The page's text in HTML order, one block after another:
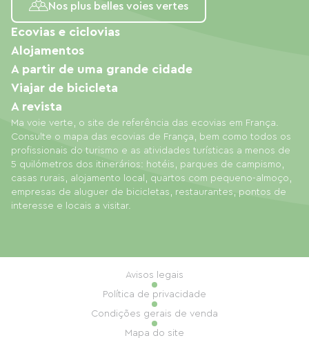
Nos plus belles voies vertes
Ma voie verte, o site de referência das ecovias em França.
Consulte o mapa das ecovias de França, bem como todos os
profissionais do turismo e as atividades turísticas a menos de
5 quilómetros dos itinerários: hotéis, parques de campismo,
casas rurais, alojamento local, quartos com pequeno-almoço,
empresas de aluguer de bicicletas, restaurantes, pontos de
interesse e locais a visitar.
Ecovias e ciclovias
Alojamentos
A partir de uma grande cidade
Viajar de bicicleta
A revista
Avisos legais
Política de privacidade
Condições gerais de venda
Mapa do site